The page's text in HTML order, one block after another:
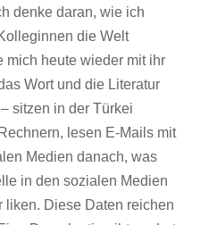
denke daran, wie ich
die Welt
mich heute wieder mit ihr
Wort und die Literatur
sitzen in der Türkei
lesen E-Mails mit
Medien danach, was
in den sozialen Medien
liken. Diese Daten reichen